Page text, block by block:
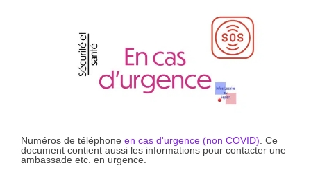
Numéros de téléphone en cas d'urgence (non COVID) . Ce
document contient aussi les informations pour contacter une
ambassade etc. en urgence.